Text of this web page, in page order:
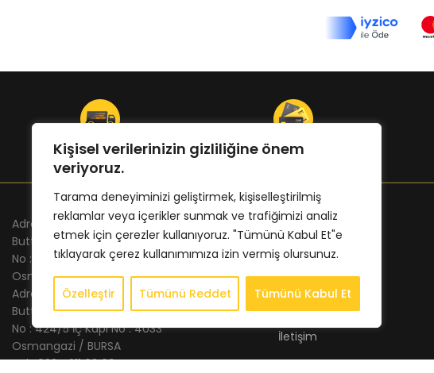
Kişisel verilerinizin gizliliğine önem
veriyoruz.
Tarama deneyiminizi geliştirmek, kişiselleştirilmiş
reklamlar veya içerikler sunmak ve trafiğimizi analiz
etmek için çerezler kullanıyoruz. "Tümünü Kabul Et"e
tıklayarak çerez kullanımımıza izin vermiş olursunuz.
Özelleştir Tümünü Reddet Tümünü Kabul Et
ÜCRETSİZ KARGO ONLINE ÖDEME
Adres Merkez : Altınova Mh. Fuar Cd.
Buttim Plaza
No : 23 Kat : 24 İç Kapı No : 2402
Osmangazi / BURSA
Adres Şube : Altınova Mh. İstanbul Cd.
Buttim İş Merkezi
No : 424/5 İç Kapı No : 4033
Osmangazi / BURSA
Tel : 0224 211 62 66
KURUMSAL
Anasayfa
Store
İletişim